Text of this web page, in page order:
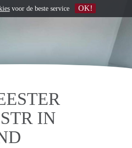
IN
voor de beste service OK!